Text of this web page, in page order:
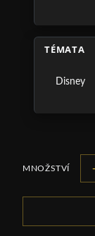
TÉMATA
Disney
MNOŽSTVÍ -